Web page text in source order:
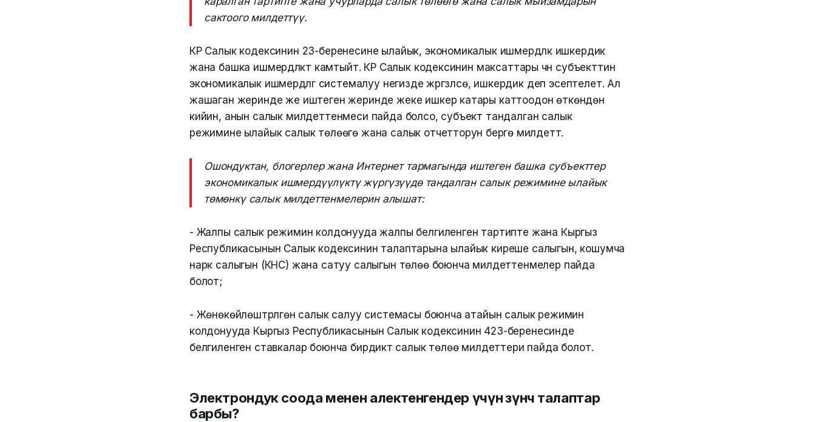
сактоого милдеттүү.
КР Салык кодексинин 23-беренесине ылайык, экономикалык ишмердүүлүк ишкердик
жана башка ишмердүүлүктү камтыйт. КР Салык кодексинин максаттары үчүн субъекттин
экономикалык ишмердүүлүгү системалуу негизде жүргүзүлсө, ишкердик деп эсептелет. Ал
жашаган жеринде же иштеген жеринде жеке ишкер катары каттоодон өткөндөн
кийин, анын салык милдеттенмеси пайда болсо, субъект тандалган салык
режимине ылайык салык төлөөгө жана салык отчетторун берүүгө милдеттүү.
Ошондуктан, блогерлер жана Интернет тармагында иштеген башка субъекттер
экономикалык ишмердүүлүктү жүргүзүүдө тандалган салык режимине ылайык
төмөнкү салык милдеттенмелерин алышат:
- Жалпы салык режимин колдонууда жалпы белгиленген тартипте жана Кыргыз
Республикасынын Салык кодексинин талаптарына ылайык киреше салыгын, кошумча
нарк салыгын (КНС) жана сатуу салыгын төлөө боюнча милдеттенмелер пайда
болот;
- Жөнөкөйлөштүрүлгөн салык салуу системасы боюнча атайын салык режимин
колдонууда Кыргыз Республикасынын Салык кодексинин 423-беренесинде
белгиленген ставкалар боюнча бирдиктүү салык төлөө милдеттери пайда болот.
Электрондук соода менен алектенгендер үчүн өзүнчө талаптар
барбы?